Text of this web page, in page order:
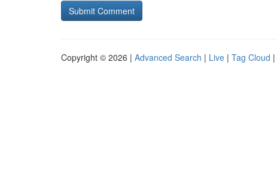
Copyright © 2026 | Advanced Search | Live | Tag Cloud |